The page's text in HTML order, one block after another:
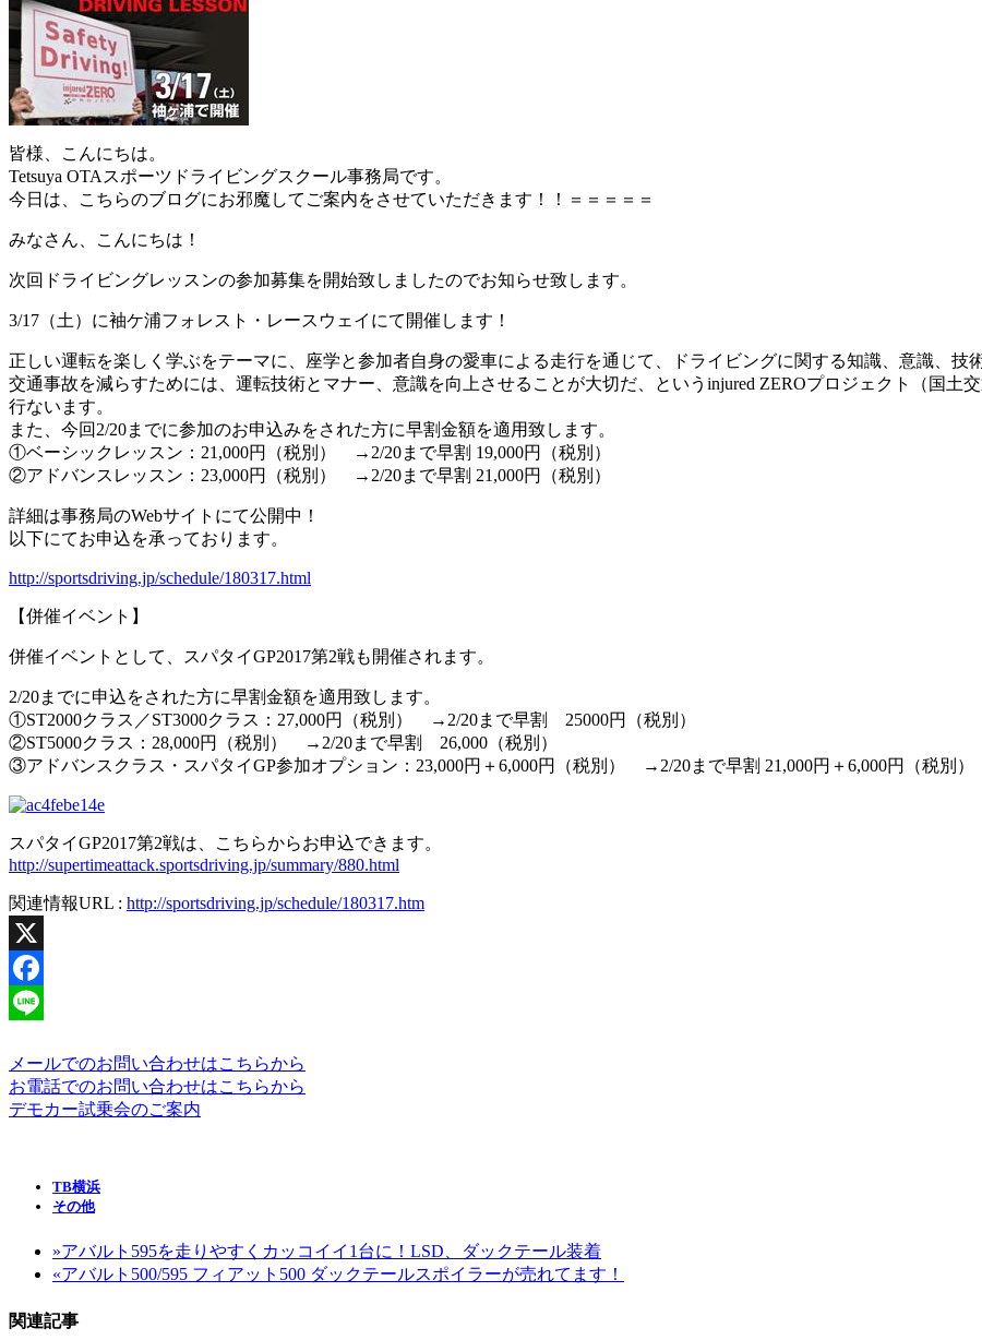
皆様、こんにちは。
Tetsuya OTAスポーツドライビングスクール事務局です。
今日は、こちらのブログにお邪魔してご案内をさせていただきます！！＝＝＝＝＝
みなさん、こんにちは！
次回ドライビングレッスンの参加募集を開始致しましたのでお知らせ致します。
3/17（土）に袖ケ浦フォレスト・レースウェイにて開催します！
正しい運転を楽しく学ぶをテーマに、座学と参加者自身の愛車による走行を通じて、ドライビングに関する知識、意識、技
交通事故を減らすためには、運転技術とマナー、意識を向上させることが大切だ、というinjured ZEROプロジェクト（国土
行ないます。
また、今回2/20までに参加のお申込みをされた方に早割金額を適用致します。
①ベーシックレッスン：21,000円（税別） →2/20まで早割 19,000円（税別）
②アドバンスレッスン：23,000円（税別） →2/20まで早割 21,000円（税別）
詳細は事務局のWebサイトにて公開中！
以下にてお申込を承っております。
http://sportsdriving.jp/schedule/180317.html
【併催イベント】
併催イベントとして、スパタイGP2017第2戦も開催されます。
2/20までに申込をされた方に早割金額を適用致します。
①ST2000クラス／ST3000クラス：27,000円（税別） →2/20まで早割 25000円（税別）
②ST5000クラス：28,000円（税別） →2/20まで早割 26,000（税別）
③アドバンスクラス・スパタイGP参加オプション：23,000円＋6,000円（税別） →2/20まで早割 21,000円＋6,000円（税別）
スパタイGP2017第2戦は、こちらからお申込できます。
http://supertimeattack.sportsdriving.jp/summary/880.html
関連情報URL : http://sportsdriving.jp/schedule/180317.htm
X
Facebook
メールでのお問い合わせはこちらから
お電話でのお問い合わせはこちらから
デモカー試乗会のご案内
TB横浜
その他
»アバルト595を走りやすくカッコイイ1台に！LSD、ダックテール装着
«アバルト500/595 フィアット500 ダックテールスポイラーが売れてます！
関連記事